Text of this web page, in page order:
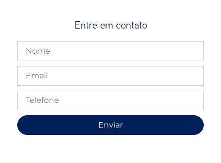
Entre em contato
Enviar